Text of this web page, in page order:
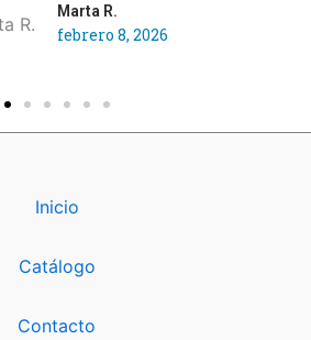
Marta R.
febrero 8, 2026
Inicio
Catálogo
Contacto